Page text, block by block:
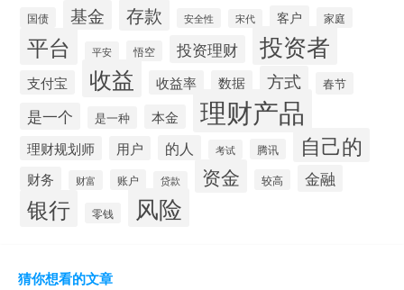
国债 基金 存款 安全性 宋代 客户 家庭
平台 平安 悟空 投资理财 投资者
支付宝 收益 收益率 数据 方式 春节
是一个 是一种 本金 理财产品
理财规划师 用户 的人 考试 腾讯 自己的
财务 财富 账户 贷款 资金 较高 金融
银行 零钱 风险
猜你想看的文章